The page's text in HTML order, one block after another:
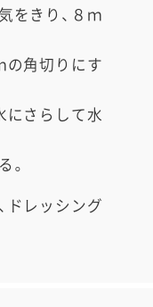
をきり、８ｍ
の角切りにす
にさらして水
。
ドレッシング